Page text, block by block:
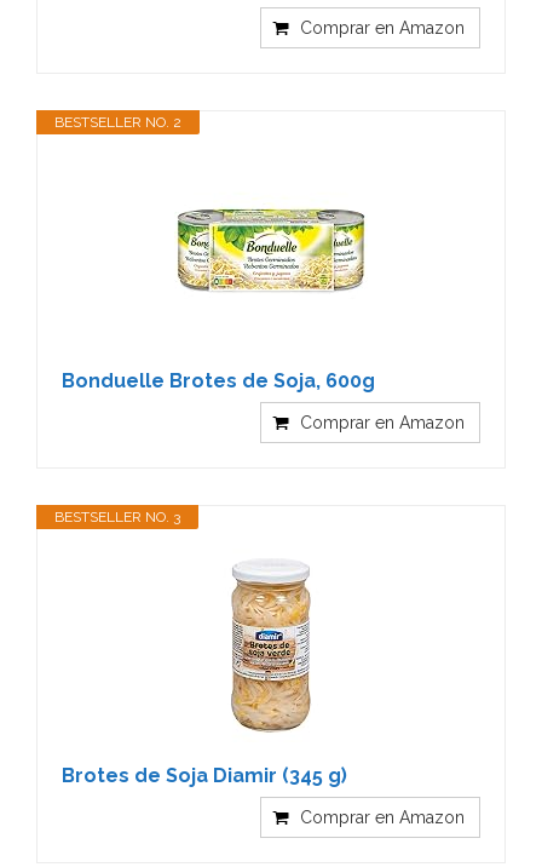
Comprar en Amazon
BESTSELLER NO. 2
Bonduelle Brotes de Soja, 600g
Comprar en Amazon
BESTSELLER NO. 3
Brotes de Soja Diamir (345 g)
Comprar en Amazon